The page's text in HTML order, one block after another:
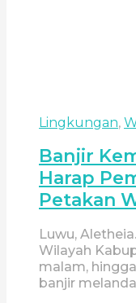
Lingkungan,
Banjir
Harap
Petakan
Luwu,
Wilayah
malam,
banjir